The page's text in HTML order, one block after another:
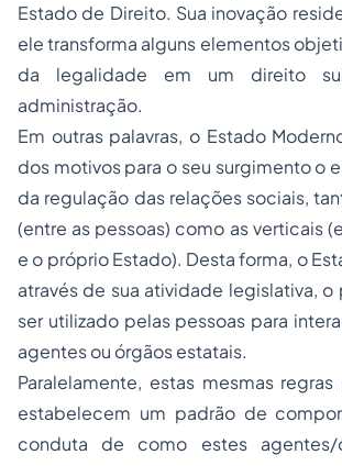
Estado de Direito. Sua inovação
ele transforma alguns elementos
da legalidade em um direito
administração.
Em outras palavras, o Estado
dos motivos para o seu surgimento o
da regulação das relações sociais,
(entre as pessoas) como as verticais
e o próprio Estado). Desta forma, o
através de sua atividade legislativa,
ser utilizado pelas pessoas para
agentes ou órgãos estatais.
Paralelamente, estas mesmas
estabelecem um padrão de
conduta de como estes agentes/